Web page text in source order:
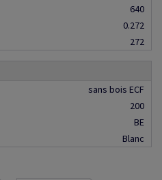
640
0.272
272
sans bois ECF
200
BE
Blanc